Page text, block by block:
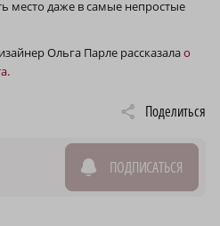
место даже в самые непростые
Ольга Парле рассказалао
Поделиться
ПОДПИСАТЬСЯ